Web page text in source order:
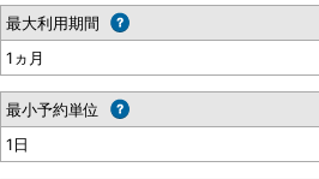
最大利用期間
1ヵ月
最小予約単位
1日